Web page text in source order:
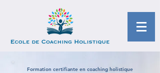
Formation certifiante en coaching holistique